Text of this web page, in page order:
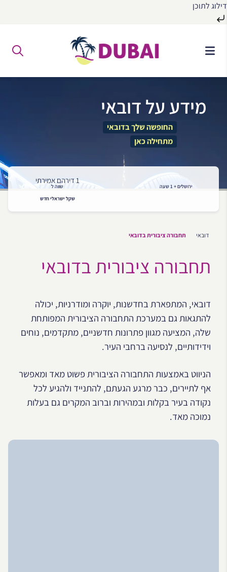
דילוג לתוכן
התוכן
מידע על דובאי
החופשה שלך בדובאי
מתחילה כאן
ירושלים + 1 שעה
1 דירהם אמירתי
שווה ל
שקל ישראלי חדש
דובאי תחבורה ציבורית בדובאי
תחבורה ציבורית בדובאי
דובאי, המתפארת בחדשנות, יוקרה ומודרניות, יכולה
להתגאות גם במערכת התחבורה הציבורית המפותחת
שלה, המציעה מגוון פתרונות חדשניים, מתקדמים, נוחים
וידידותיים, לנסיעה ברחבי העיר.
הניווט באמצעות התחבורה הציבורית פשוט מאד ומאפשר
אף לתיירים, כבר מרגע הגעתם, להתנייד ולהגיע לכל
נקודה בעיר בקלות ובמהירות וברוב המקרים גם בעלות
נמוכה מאד.